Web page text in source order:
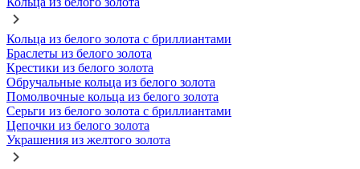
Кольца из белого золота с бриллиантами
Браслеты из белого золота
Крестики из белого золота
Обручальные кольца из белого золота
Помолвочные кольца из белого золота
Серьги из белого золота с бриллиантами
Цепочки из белого золота
Украшения из желтого золота